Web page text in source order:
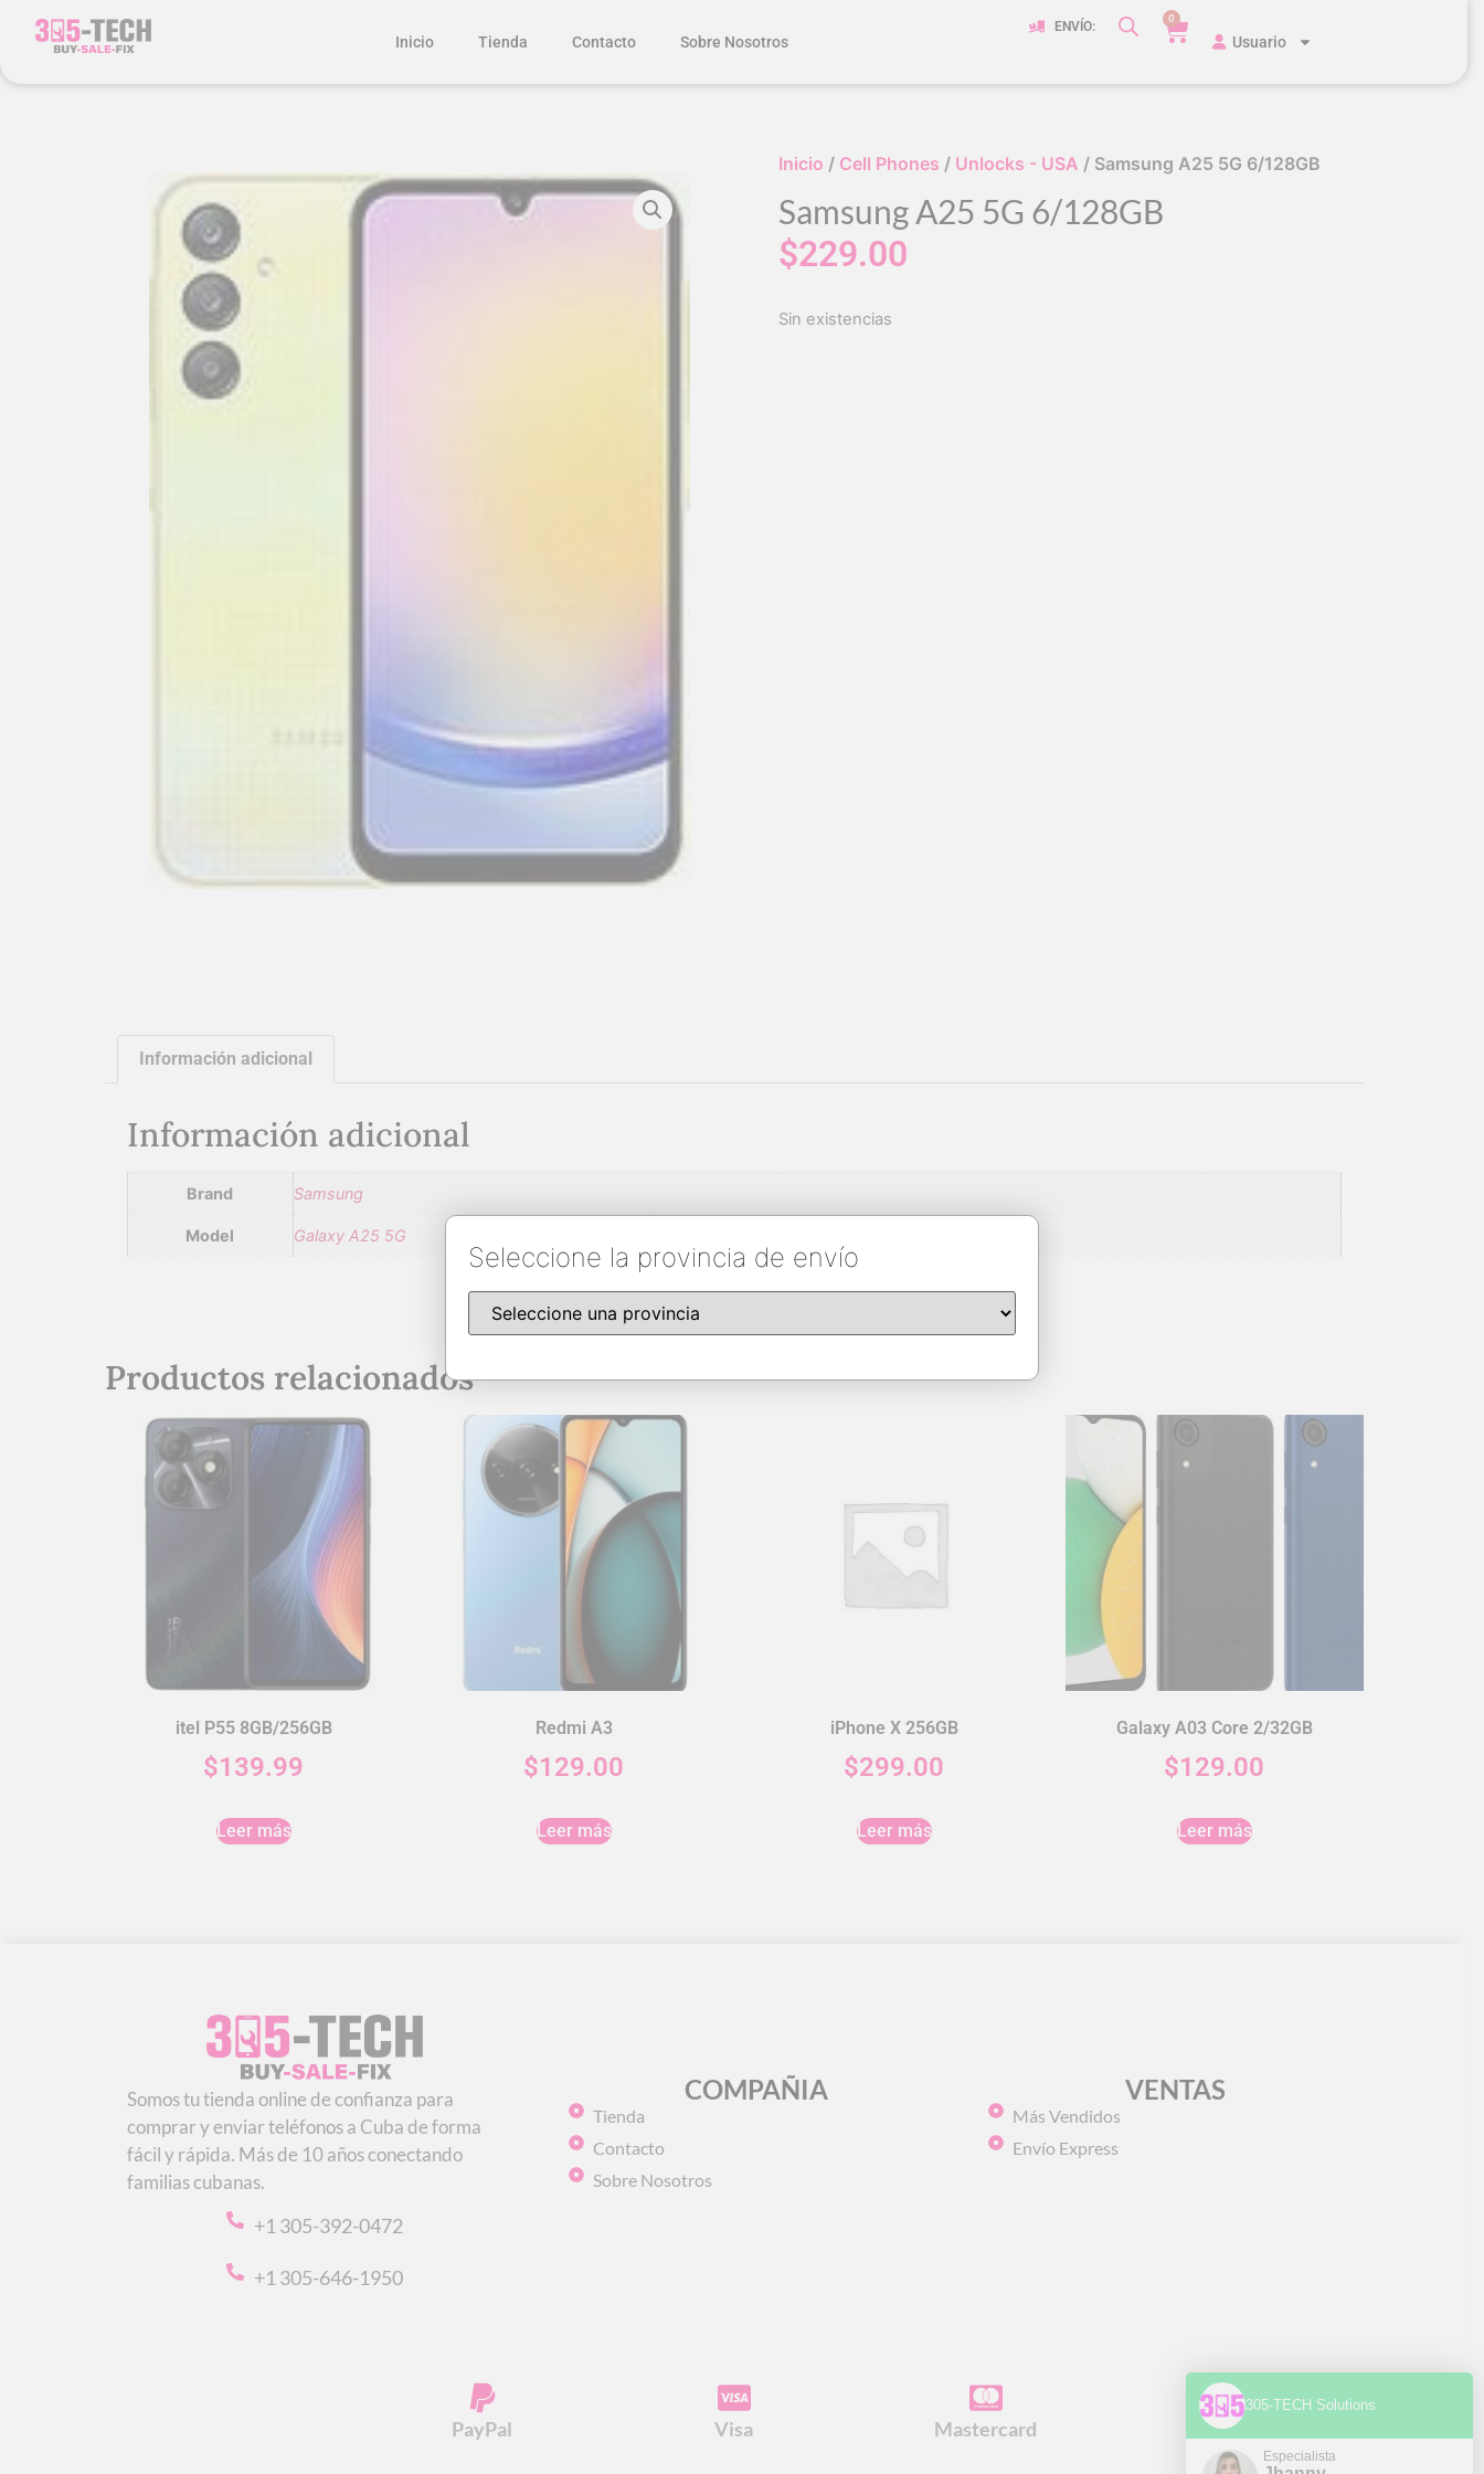
Inicio Tienda Contacto Sobre Nosotros
ENVÍO:
0
Usuario
Inicio / Cell Phones / Unlocks - USA / Samsung A25 5G 6/128GB
Samsung A25 5G 6/128GB
$229.00
Sin existencias
Información adicional
Información adicional
Brand Samsung
Model Galaxy A25 5G
Productos relacionados
itel P55 8GB/256GB
$139.99
Leer más
Redmi A3
$129.00
Leer más
iPhone X 256GB
$299.00
Leer más
Galaxy A03 Core 2/32GB
$129.00
Leer más
Somos tu tienda online de confianza para
comprar y enviar teléfonos a Cuba de forma
fácil y rápida. Más de 10 años conectando
familias cubanas.
+1 305-392-0472
+1 305-646-1950
COMPAÑIA
Tienda
Contacto
Sobre Nosotros
VENTAS
Más Vendidos
Envío Express
PayPal Visa Mastercard
Seleccione la provincia de envío
305-TECH Solutions
Especialista